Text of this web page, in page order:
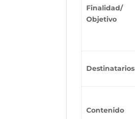
Finalidad/
Objetivo
Destinatarios
Contenido